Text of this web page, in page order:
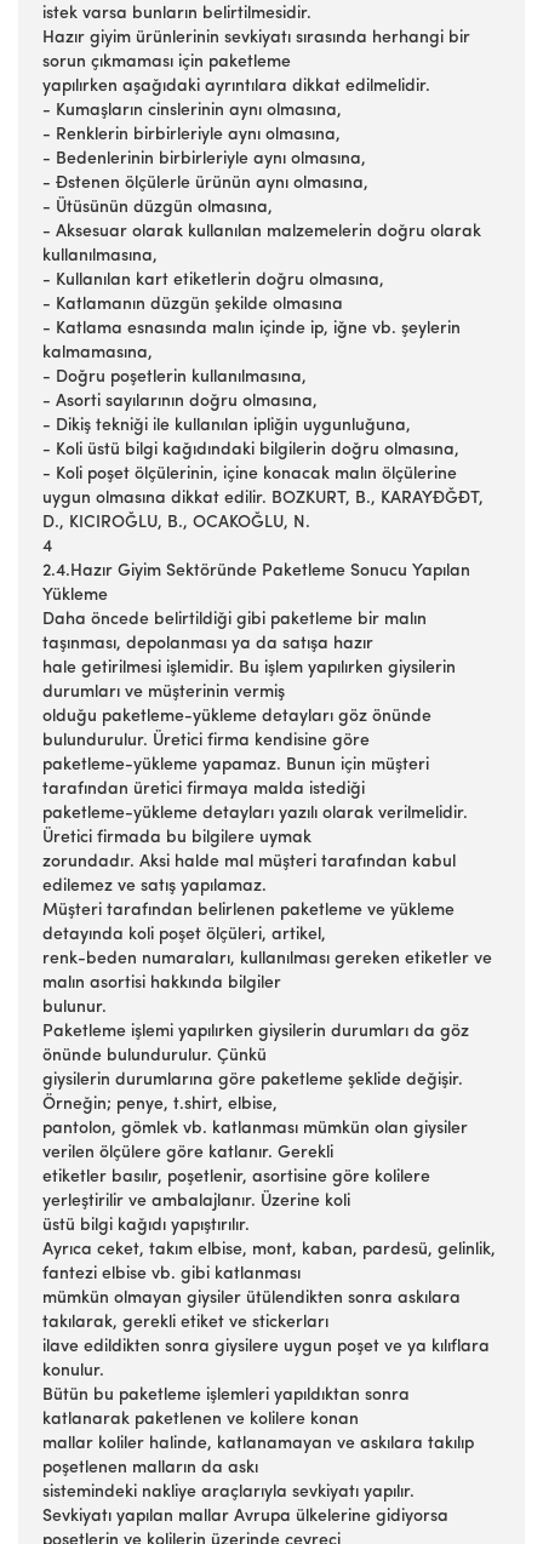
istek varsa bunların belirtilmesidir.
Hazır giyim ürünlerinin sevkiyatı sırasında herhangi bir
sorun çıkmaması için paketleme
yapılırken aşağıdaki ayrıntılara dikkat edilmelidir.
- Kumaşların cinslerinin aynı olmasına,
- Renklerin birbirleriyle aynı olmasına,
- Bedenlerinin birbirleriyle aynı olmasına,
- Đstenen ölçülerle ürünün aynı olmasına,
- Ütüsünün düzgün olmasına,
- Aksesuar olarak kullanılan malzemelerin doğru olarak
kullanılmasına,
- Kullanılan kart etiketlerin doğru olmasına,
- Katlamanın düzgün şekilde olmasına
- Katlama esnasında malın içinde ip, iğne vb. şeylerin
kalmamasına,
- Doğru poşetlerin kullanılmasına,
- Asorti sayılarının doğru olmasına,
- Dikiş tekniği ile kullanılan ipliğin uygunluğuna,
- Koli üstü bilgi kağıdındaki bilgilerin doğru olmasına,
- Koli poşet ölçülerinin, içine konacak malın ölçülerine
uygun olmasına dikkat edilir. BOZKURT, B., KARAYĐĞĐT,
D., KICIROĞLU, B., OCAKOĞLU, N.
4
2.4.Hazır Giyim Sektöründe Paketleme Sonucu Yapılan
Yükleme
Daha öncede belirtildiği gibi paketleme bir malın
taşınması, depolanması ya da satışa hazır
hale getirilmesi işlemidir. Bu işlem yapılırken giysilerin
durumları ve müşterinin vermiş
olduğu paketleme-yükleme detayları göz önünde
bulundurulur. Üretici firma kendisine göre
paketleme-yükleme yapamaz. Bunun için müşteri
tarafından üretici firmaya malda istediği
paketleme-yükleme detayları yazılı olarak verilmelidir.
Üretici firmada bu bilgilere uymak
zorundadır. Aksi halde mal müşteri tarafından kabul
edilemez ve satış yapılamaz.
Müşteri tarafından belirlenen paketleme ve yükleme
detayında koli poşet ölçüleri, artikel,
renk-beden numaraları, kullanılması gereken etiketler ve
malın asortisi hakkında bilgiler
bulunur.
Paketleme işlemi yapılırken giysilerin durumları da göz
önünde bulundurulur. Çünkü
giysilerin durumlarına göre paketleme şeklide değişir.
Örneğin; penye, t.shirt, elbise,
pantolon, gömlek vb. katlanması mümkün olan giysiler
verilen ölçülere göre katlanır. Gerekli
etiketler basılır, poşetlenir, asortisine göre kolilere
yerleştirilir ve ambalajlanır. Üzerine koli
üstü bilgi kağıdı yapıştırılır.
Ayrıca ceket, takım elbise, mont, kaban, pardesü, gelinlik,
fantezi elbise vb. gibi katlanması
mümkün olmayan giysiler ütülendikten sonra askılara
takılarak, gerekli etiket ve stickerları
ilave edildikten sonra giysilere uygun poşet ve ya kılıflara
konulur.
Bütün bu paketleme işlemleri yapıldıktan sonra
katlanarak paketlenen ve kolilere konan
mallar koliler halinde, katlanamayan ve askılara takılıp
poşetlenen malların da askı
sistemindeki nakliye araçlarıyla sevkiyatı yapılır.
Sevkiyatı yapılan mallar Avrupa ülkelerine gidiyorsa